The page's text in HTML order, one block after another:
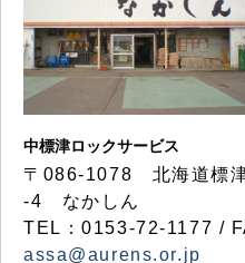
中標津ロックサービス
〒086-1078 北海道標
-4 なかしん
TEL：0153-72-1177 /
assa@aurens.or.jp